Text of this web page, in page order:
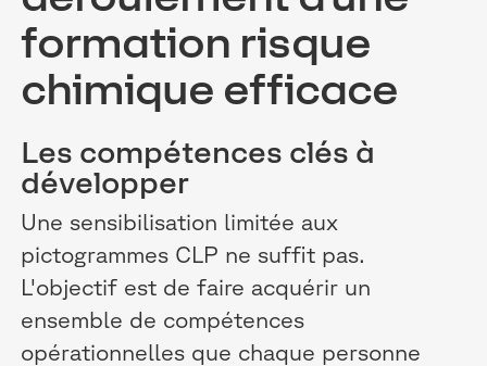
formation risque
chimique efficace
Les compétences clés à
développer
Une sensibilisation limitée aux
pictogrammes CLP ne suffit pas.
L'objectif est de faire acquérir un
ensemble de compétences
opérationnelles que chaque personne